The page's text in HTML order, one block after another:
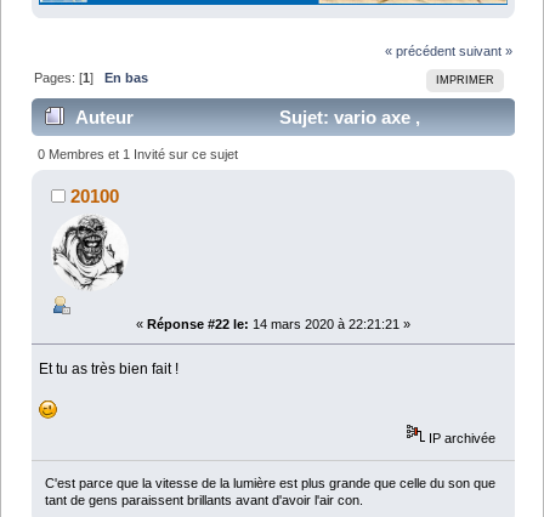
« précédent suivant »
IMPRIMER
Pages: [1] En bas
Auteur
Sujet: vario axe ,
changement (Lu 34575 fois)
0 Membres et 1 Invité sur ce sujet
20100
« Réponse #22 le: 14 mars 2020 à 22:21:21 »
Et tu as très bien fait !
IP archivée
C'est parce que la vitesse de la lumière est plus grande que celle du son que
tant de gens paraissent brillants avant d'avoir l'air con.